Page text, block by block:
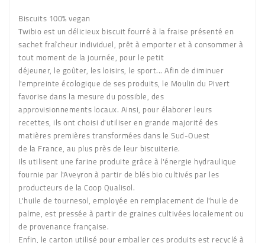
Biscuits 100% vegan
Twibio est un délicieux biscuit fourré à la fraise présenté en
sachet fraîcheur individuel, prêt à emporter et à consommer à
tout moment de la journée, pour le petit
déjeuner, le goûter, les loisirs, le sport... Afin de diminuer
l'empreinte écologique de ses produits, le Moulin du Pivert
favorise dans la mesure du possible, des
approvisionnements locaux. Ainsi, pour élaborer leurs
recettes, ils ont choisi d'utiliser en grande majorité des
matières premières transformées dans le Sud-Ouest
de la France, au plus près de leur biscuiterie.
Ils utilisent une farine produite grâce à l'énergie hydraulique
fournie par l'Aveyron à partir de blés bio cultivés par les
producteurs de la Coop Qualisol.
L'huile de tournesol, employée en remplacement de l'huile de
palme, est pressée à partir de graines cultivées localement ou
de provenance française.
Enfin, le carton utilisé pour emballer ces produits est recyclé à